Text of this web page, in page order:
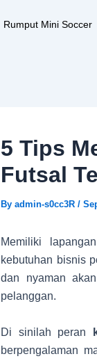
Rumput Mini Soccer
5 Tips
Futsal
By admin-s0cc3R /
Memiliki
kebutuhan bisnis
dan nyaman
pelanggan.
Di sinilah peran
berpengalaman